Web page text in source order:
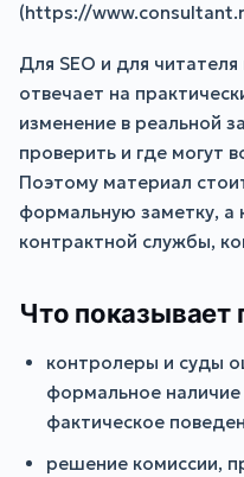
(https://
Для SEO и для
отвечает на
изменение в реальной
проверить и где могут
Поэтому материал
формальную заметку, а
контрактной службы,
Что показывает
контролеры и суды
формальное
фактическое
решение комиссии,